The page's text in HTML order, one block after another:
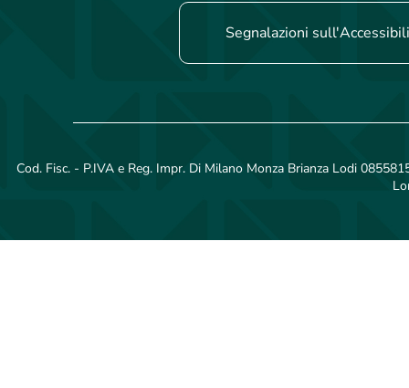
Segnalazioni
Cod. Fisc. - P.IVA e Reg. Impr. Di Milano Monza Brianza Lodi